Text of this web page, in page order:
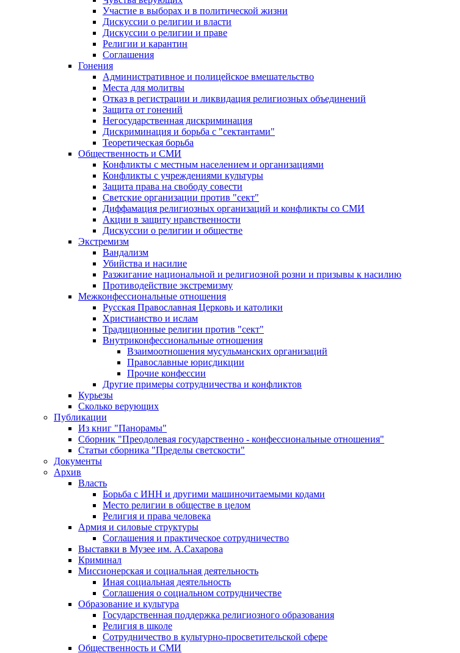
Участие в выборах и в политической жизни
Дискуссии о религии и власти
Дискуссии о религии и праве
Религии и карантин
Соглашения
Гонения
Административное и полицейское вмешательство
Места для молитвы
Отказ в регистрации и ликвидация религиозных объединений
Защита от гонений
Негосударственная дискриминация
Дискриминация и борьба с "сектантами"
Теоретическая борьба
Общественность и СМИ
Конфликты с местным населением и организациями
Конфликты с учреждениями культуры
Защита права на свободу совести
Светские организации против "сект"
Диффамация религиозных организаций и конфликты со СМИ
Акции в защиту нравственности
Дискуссии о религии и обществе
Экстремизм
Вандализм
Убийства и насилие
Разжигание национальной и религиозной розни и призывы к насилию
Противодействие экстремизму
Межконфессиональные отношения
Русская Православная Церковь и католики
Христианство и ислам
Традиционные религии против "сект"
Внутриконфессиональные отношения
Взаимоотношения мусульманских организаций
Православные юрисдикции
Прочие конфессии
Другие примеры сотрудничества и конфликтов
Курьезы
Сколько верующих
Публикации
Из книг "Панорамы"
Сборник "Преодолевая государственно - конфессиональные отношения"
Статьи сборника "Пределы светскости"
Документы
Архив
Власть
Борьба с ИНН и другими машиночитаемыми кодами
Место религии в обществе в целом
Религия и права человека
Армия и силовые структуры
Соглашения и практическое сотрудничество
Выставки в Музее им. А.Сахарова
Криминал
Миссионерская и социальная деятельность
Иная социальная деятельность
Соглашения о социальном сотрудничестве
Образование и культура
Государственная поддержка религиозного образования
Религия в школе
Сотрудничество в культурно-просветительской сфере
Общественность и СМИ